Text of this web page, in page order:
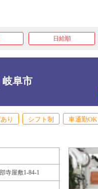
日給順
阜市
り シフト制 車通勤OK
寺屋敷1-84-1